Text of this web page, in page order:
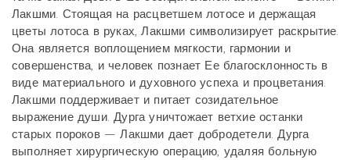
Лакшми. Стоящая на расцветшем лотосе и держащая
цветы лотоса в руках, Лакшми символизирует раскрытие.
Она является воплощением мягкости, гармонии и
совершенства, и человек познает Ее благосклонность в
виде материального и духовного успеха и процветания.
Лакшми поддерживает и питает созидательное
выражение души. Дурга уничтожает ветхие останки
старых пороков — Лакшми дает добродетели. Дурга
выполняет хирургическую операцию, удаляя больную